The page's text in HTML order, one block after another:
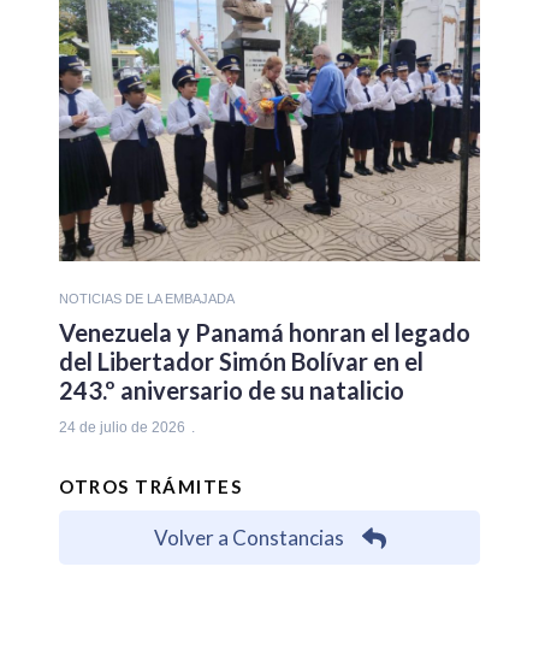
NOTICIAS DE LA EMBAJADA
Venezuela y Panamá honran el legado
del Libertador Simón Bolívar en el
243.º aniversario de su natalicio
24 de julio de 2026
OTROS TRÁMITES
Volver a Constancias